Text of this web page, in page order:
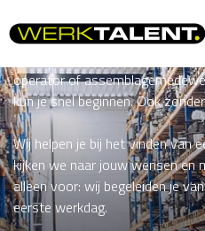
In de productie en industrie
dat het proces goed loopt en
operator of
kun je snel beginnen. Ook
Wij helpen je bij het vinden van
kijken we naar jouw wensen en
alleen voor: wij begeleiden je
eerste werkdag.